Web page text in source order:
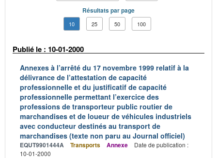
Résultats par page
10 25 50 100
Publié le : 10-01-2000
Annexes à l’arrêté du 17 novembre 1999 relatif à la
délivrance de l’attestation de capacité
professionnelle et du justificatif de capacité
professionnelle permettant l’exercice des
professions de transporteur public routier de
marchandises et de loueur de véhicules industriels
avec conducteur destinés au transport de
marchandises (texte non paru au Journal officiel)
EQUT9901444A Transports Annexe
Date de publication :
10-01-2000